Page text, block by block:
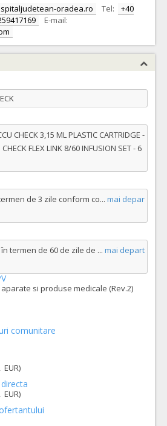
oradea.ro Tel:
+40
E-mail:
CHECK 3,15 ML PLASTIC CARTRIDGE -
FLEX LINK 8/60 INFUSION SET - 6
de 3 zile conform co... mai depar
termen de 60 de zile de ... mai depart
aparate si produse medicale (Rev.2)
comunitare
EUR)
EUR)